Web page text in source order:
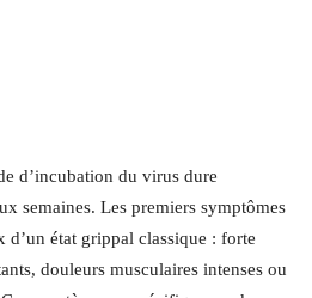
d’incubation du virus dure
semaines. Les premiers symptômes
d’un état grippal classique : forte
douleurs musculaires intenses ou